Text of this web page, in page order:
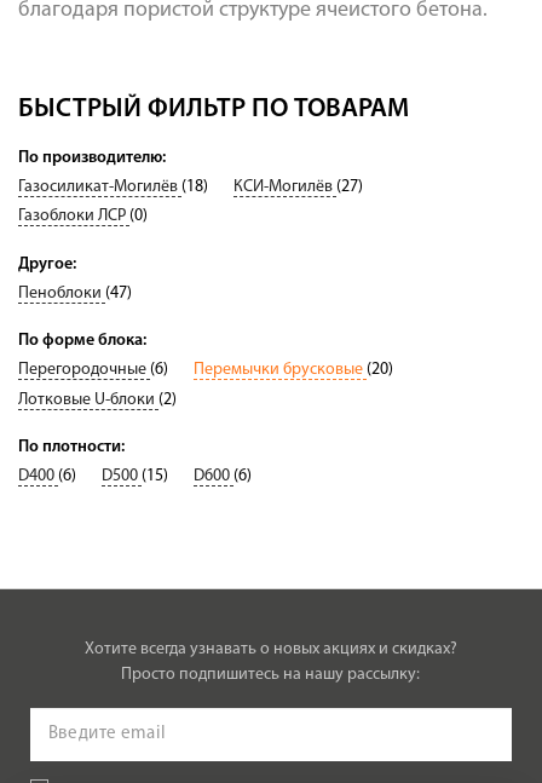
благодаря пористой структуре ячеистого бетона.
БЫСТРЫЙ ФИЛЬТР ПО ТОВАРАМ
По производителю:
Газосиликат-Могилёв (18) КСИ-Могилёв (27)
Газоблоки ЛСР (0)
Другое:
Пеноблоки (47)
По форме блока:
Перегородочные (6) Перемычки брусковые (20)
Лотковые U-блоки (2)
По плотности:
D400 (6) D500 (15) D600 (6)
Хотите всегда узнавать о новых акциях и скидках?
Просто подпишитесь на нашу рассылку: